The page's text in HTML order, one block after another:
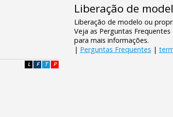
P
T
F
L
Liberação de
Liberação de modelo ou
Veja as Perguntas
para mais informações.
| Perguntas Frequentes |